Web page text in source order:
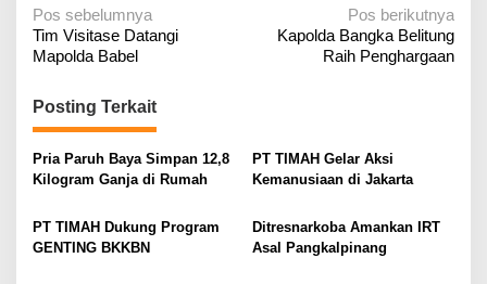
N
a
i
g
a
s
i
p
Pos sebelumnya
Tim Visitase Datangi
Mapolda Babel
Pos berikutnya
Kapolda Bangka Belitung
Raih Penghargaan
Posting Terkait
Pria Paruh Baya Simpan 12,8
Kilogram Ganja di Rumah
PT TIMAH Gelar Aksi
Kemanusiaan di Jakarta
PT TIMAH Dukung Program
GENTING BKKBN
Ditresnarkoba Amankan IRT
Asal Pangkalpinang